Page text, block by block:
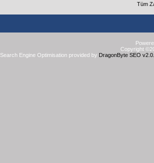
Tüm
Copyright
Search Engine Optimisation provided by DragonByte SEO